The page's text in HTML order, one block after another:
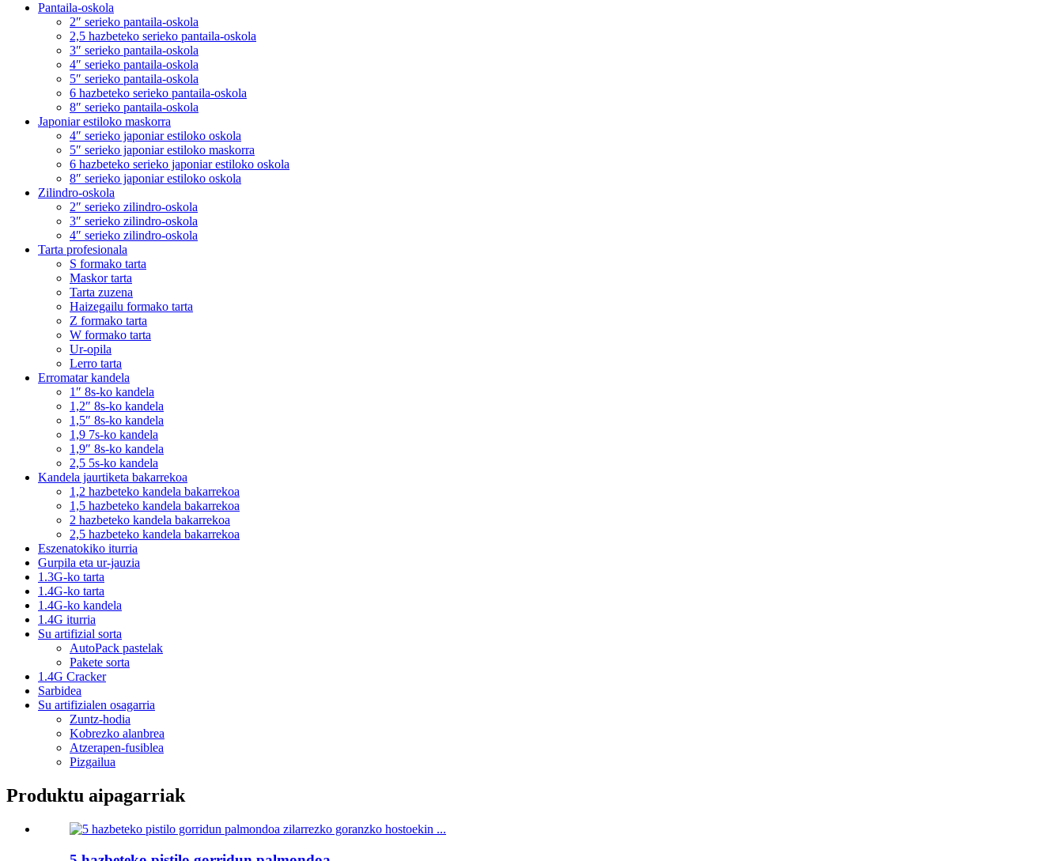
Pantaila-oskola
2″ serieko pantaila-oskola
2,5 hazbeteko serieko pantaila-oskola
3″ serieko pantaila-oskola
4″ serieko pantaila-oskola
5″ serieko pantaila-oskola
6 hazbeteko serieko pantaila-oskola
8″ serieko pantaila-oskola
Japoniar estiloko maskorra
4″ serieko japoniar estiloko oskola
5″ serieko japoniar estiloko maskorra
6 hazbeteko serieko japoniar estiloko oskola
8″ serieko japoniar estiloko oskola
Zilindro-oskola
2″ serieko zilindro-oskola
3″ serieko zilindro-oskola
4″ serieko zilindro-oskola
Tarta profesionala
S formako tarta
Maskor tarta
Tarta zuzena
Haizegailu formako tarta
Z formako tarta
W formako tarta
Ur-opila
Lerro tarta
Erromatar kandela
1″ 8s-ko kandela
1,2″ 8s-ko kandela
1,5″ 8s-ko kandela
1,9 7s-ko kandela
1,9″ 8s-ko kandela
2,5 5s-ko kandela
Kandela jaurtiketa bakarrekoa
1,2 hazbeteko kandela bakarrekoa
1,5 hazbeteko kandela bakarrekoa
2 hazbeteko kandela bakarrekoa
2,5 hazbeteko kandela bakarrekoa
Eszenatokiko iturria
Gurpila eta ur-jauzia
1.3G-ko tarta
1.4G-ko tarta
1.4G-ko kandela
1.4G iturria
Su artifizial sorta
AutoPack pastelak
Pakete sorta
1.4G Cracker
Sarbidea
Su artifizialen osagarria
Zuntz-hodia
Kobrezko alanbrea
Atzerapen-fusiblea
Pizgailua
Produktu aipagarriak